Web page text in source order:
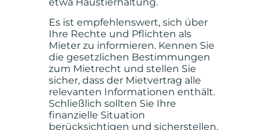
Es ist empfehlenswert, sich über
Ihre Rechte und Pflichten als
Mieter zu informieren. Kennen Sie
die gesetzlichen Bestimmungen
zum Mietrecht und stellen Sie
sicher, dass der Mietvertrag alle
relevanten Informationen enthält.
Schließlich sollten Sie Ihre
finanzielle Situation
berücksichtigen und sicherstellen,